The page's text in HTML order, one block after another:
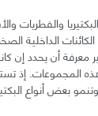
والفطريات
الداخلية
أن يحدد إن
المجموعات. إذ
بعض أنواع